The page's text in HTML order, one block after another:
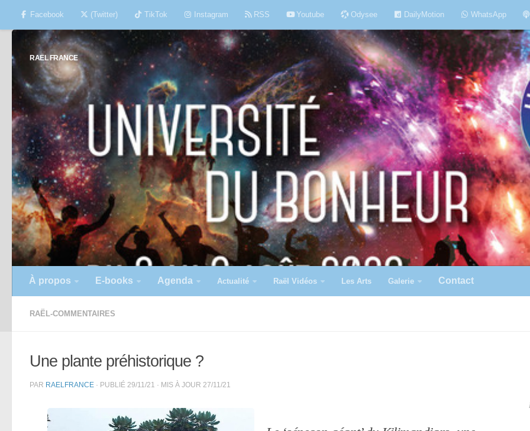
Skip to content
Facebook (Twitter) TikTok Instagram RSS Youtube Odysee DailyMotion WhatsApp
RAËL FRANCE
À propos E-books Agenda Actualité Raël Vidéos Les Arts Galerie Contact
RAËL-COMMENTAIRES
Une plante préhistorique ?
PAR RAELFRANCE · PUBLIÉ 29/11/21 · MIS À JOUR 27/11/21